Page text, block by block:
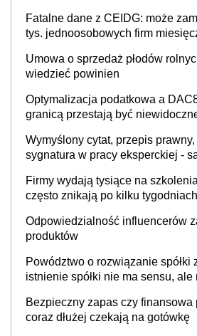
Fatalne dane z CEIDG: może
tys. jednoosobowych firm
Umowa o sprzedaż płodów
wiedzieć powinien
Optymalizacja podatkowa a
granicą przestają być
Wymyślony cytat, przepis
sygnatura w pracy eksperckiej -
Firmy wydają tysiące na
często znikają po kilku
Odpowiedzialność influencerów
produktów
Powództwo o rozwiązanie spółki
istnienie spółki nie ma sensu,
Bezpieczny zapas czy finansowa
coraz dłużej czekają na gotówkę